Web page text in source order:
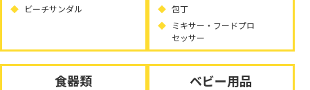
ビーチサンダル
包丁
ミキサー・フードプロ
セッサー
食器類 ベビー用品